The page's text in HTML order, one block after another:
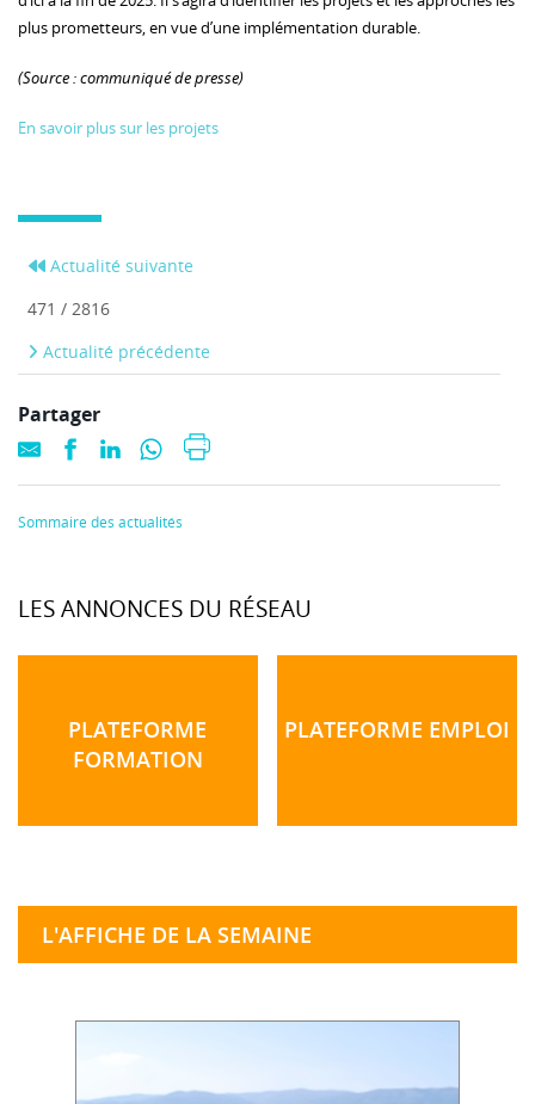
plus prometteurs, en vue d’une implémentation durable.
(Source : communiqué de presse)
En savoir plus sur les projets
Actualité suivante
471 / 2816
Actualité précédente
Partager
Sommaire des actualités
LES ANNONCES DU RÉSEAU
PLATEFORME
FORMATION
PLATEFORME EMPLOI
L'AFFICHE DE LA SEMAINE